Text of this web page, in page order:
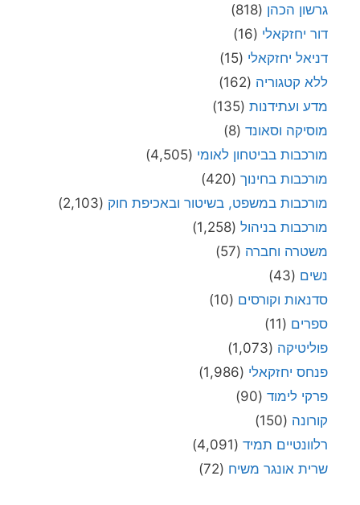
גרשון הכהן (818)
דור יחזקאלי (16)
דניאל יחזקאלי (15)
ללא קטגוריה (162)
מדע ועתידנות (135)
מוסיקה וסאונד (8)
מורכבות בביטחון לאומי (4,505)
מורכבות בחינוך (420)
מורכבות במשפט, בשיטור ובאכיפת חוק (2,103)
מורכבות בניהול (1,258)
משטרה וחברה (57)
נשים (43)
סדנאות וקורסים (10)
ספרים (11)
פוליטיקה (1,073)
פנחס יחזקאלי (1,986)
פרקי לימוד (90)
קורונה (150)
רלוונטיים תמיד (4,091)
שרית אונגר משיח (72)